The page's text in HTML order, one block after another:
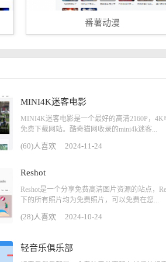
番薯动漫
MINI4K迷客电影
MINI4K迷客电影是一个最好的高清2160P，4K
免费下载网站。酷奇猫网收录的mini4k迷客...
(60)人喜欢 2024-11-24
Reshot
Reshot是一个分享免费高清图片资源的站点，
下的所有照片均为免费照片，可以免费在您...
(28)人喜欢 2024-10-24
轻音乐俱乐部